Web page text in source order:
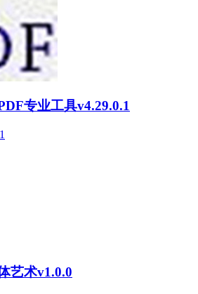
专业工具v4.29.0.1
艺术v1.0.0